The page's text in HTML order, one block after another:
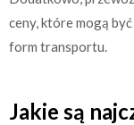
ceny, które mogą
form transportu.
Jakie są